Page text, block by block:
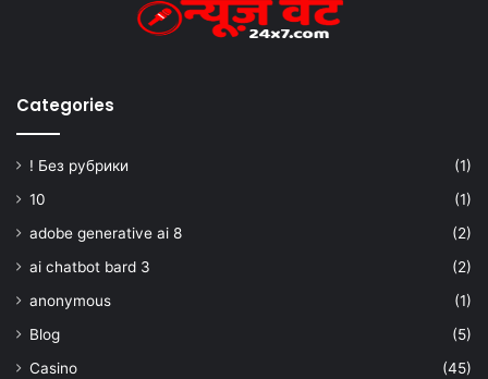
Categories
! Без рубрики
(1)
10
(1)
adobe generative ai 8
(2)
ai chatbot bard 3
(2)
anonymous
(1)
Blog
(5)
Casino
(45)